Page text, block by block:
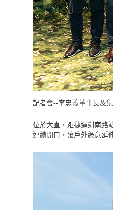
記者會--李忠義董事長及
位於大直，距捷運劍南路
連續開口，讓戶外綠意延